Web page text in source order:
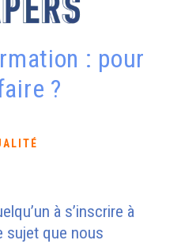
: pour
?
à s’inscrire à
sujet que nous